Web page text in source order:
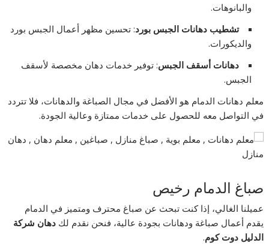
والبانوهات.
تشطيب دهانات الجبس بورد: تحسين مظهر أعمال الجبس بورد
والديكورات.
دهانات أسقف الجبس: توفير خدمات دهان مخصصة لأسقف
الجبس.
معلم دهانات الدمام هو الأفضل في مجال الصباغة والدهانات، فلا تتردد
في التواصل معه للحصول على خدمات ممتازة وعالية الجودة.
صباغ الدمام رخيص
عميلنا الغالي، إذا كنت تبحث عن صباغ محترف ومتميز في الدمام
يقدم أعمال صباغة ودهانات بجودة عالية، فنحن نقدم لكدهان شركة
الدليل دوت كوم.